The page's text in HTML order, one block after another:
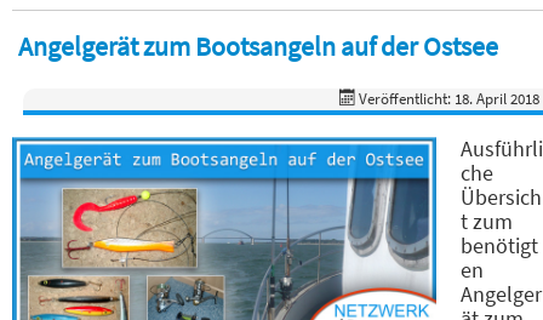
Angelgerät zum Bootsangeln auf der Ostsee
Veröffentlicht: 18. April 2018
Ausführli
che
Übersich
t zum
benötigt
en
Angelger